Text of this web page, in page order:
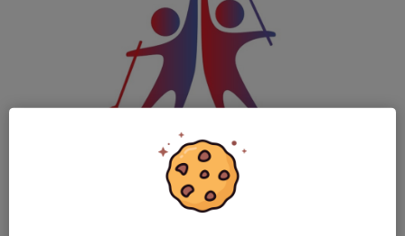
Schyssta Cupen – Prästängshallen 19/4